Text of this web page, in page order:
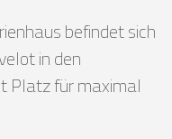
befindet sich
in den
Platz für maximal